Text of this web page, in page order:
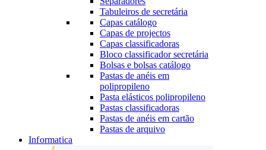
Tabuleiros de secretária
Capas catálogo
Capas de projectos
Capas classificadoras
Bloco classificador secretária
Bolsas e bolsas catálogo
Pastas de anéis em
polipropileno
Pasta elásticos polipropileno
Pastas classificadoras
Pastas de anéis em cartão
Pastas de arquivo
Informatica